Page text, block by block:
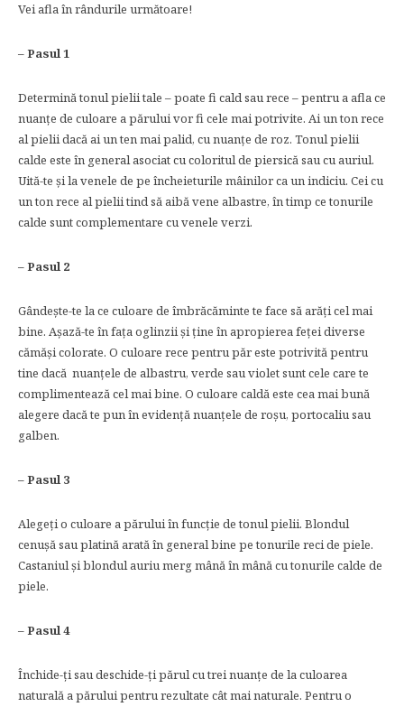
Vei afla în rândurile următoare!
– Pasul 1
Determină tonul pielii tale – poate fi cald sau rece – pentru a afla ce
nuanțe de culoare a părului vor fi cele mai potrivite. Ai un ton rece
al pielii dacă ai un ten mai palid, cu nuanțe de roz. Tonul pielii
calde este în general asociat cu coloritul de piersică sau cu auriul.
Uită-te și la venele de pe încheieturile mâinilor ca un indiciu. Cei cu
un ton rece al pielii tind să aibă vene albastre, în timp ce tonurile
calde sunt complementare cu venele verzi.
– Pasul 2
Gândește-te la ce culoare de îmbrăcăminte te face să arăți cel mai
bine. Așază-te în fața oglinzii și ține în apropierea feței diverse
cămăși colorate. O culoare rece pentru păr este potrivită pentru
tine dacă nuanțele de albastru, verde sau violet sunt cele care te
complimentează cel mai bine. O culoare caldă este cea mai bună
alegere dacă te pun în evidență nuanțele de roșu, portocaliu sau
galben.
– Pasul 3
Alegeți o culoare a părului în funcție de tonul pielii. Blondul
cenușă sau platină arată în general bine pe tonurile reci de piele.
Castaniul și blondul auriu merg mână în mână cu tonurile calde de
piele.
– Pasul 4
Închide-ți sau deschide-ți părul cu trei nuanțe de la culoarea
naturală a părului pentru rezultate cât mai naturale. Pentru o